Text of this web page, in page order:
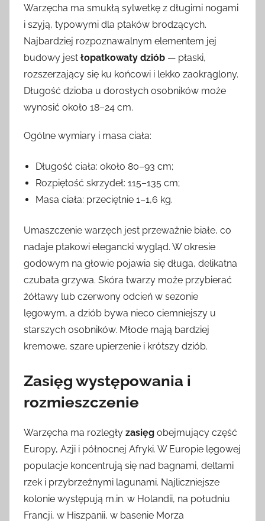
Warzęcha ma smukłą sylwetkę z długimi nogami
i szyją, typowymi dla ptaków brodzących.
Najbardziej rozpoznawalnym elementem jej
budowy jest łopatkowaty dziób — płaski,
rozszerzający się ku końcowi i lekko zaokrąglony.
Długość dzioba u dorosłych osobników może
wynosić około 18–24 cm.
Ogólne wymiary i masa ciała:
Długość ciała: około 80–93 cm;
Rozpiętość skrzydeł: 115–135 cm;
Masa ciała: przeciętnie 1–1,6 kg.
Umaszczenie warzęch jest przeważnie białe, co
nadaje ptakowi elegancki wygląd. W okresie
godowym na głowie pojawia się długa, delikatna
czubata grzywa. Skóra twarzy może przybierać
żółtawy lub czerwony odcień w sezonie
lęgowym, a dziób bywa nieco ciemniejszy u
starszych osobników. Młode mają bardziej
kremowe, szare upierzenie i krótszy dziób.
Zasięg występowania i
rozmieszczenie
Warzęcha ma rozległy zasięg obejmujący część
Europy, Azji i północnej Afryki. W Europie lęgowej
populacje koncentrują się nad bagnami, deltami
rzek i przybrzeżnymi lagunami. Najliczniejsze
kolonie występują m.in. w Holandii, na południu
Francji, w Hiszpanii, w basenie Morza